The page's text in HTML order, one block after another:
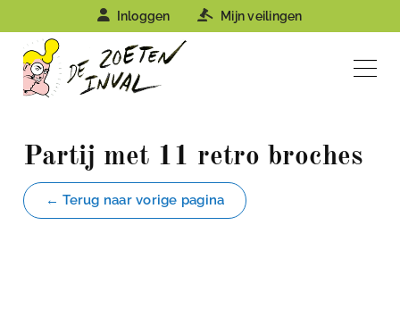
Inloggen Mijn veilingen
Partij met 11 retro broches
← Terug naar vorige pagina